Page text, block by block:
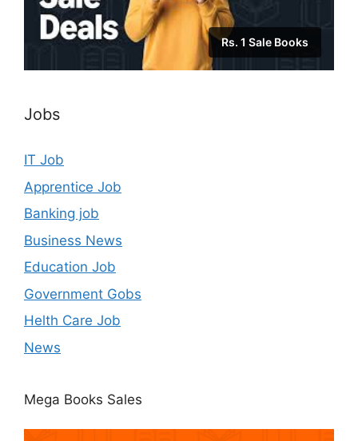
Rs. 1 Sale Books
Jobs
IT Job
Apprentice Job
Banking job
Business News
Education Job
Government Gobs
Helth Care Job
News
Mega Books Sales